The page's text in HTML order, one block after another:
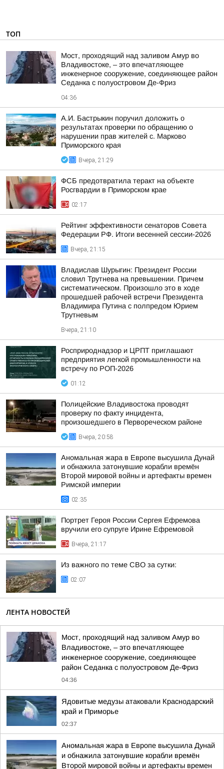
ТОП
Мост, проходящий над заливом Амур во
Владивостоке, – это впечатляющее
инженерное сооружение, соединяющее район
Седанка с полуостровом Де-Фриз
04:36
А.И. Бастрыкин поручил доложить о
результатах проверки по обращению о
нарушении прав жителей с. Марково
Приморского края
Вчера, 21:29
ФСБ предотвратила теракт на объекте
Росгвардии в Приморском крае
02:17
Рейтинг эффективности сенаторов Совета
Федерации РФ. Итоги весенней сессии-2026
Вчера, 21:15
Владислав Шурыгин: Президент России
словил Трутнева на превышении. Причем
систематическом. Произошло это в ходе
прошедшей рабочей встречи Президента
Владимира Путина с полпредом Юрием
Трутневым
Вчера, 21:10
Росприроднадзор и ЦРПТ приглашают
предприятия легкой промышленности на
встречу по РОП-2026
01:12
Полицейские Владивостока проводят
проверку по факту инцидента,
произошедшего в Первореческом районе
Вчера, 20:58
Аномальная жара в Европе высушила Дунай
и обнажила затонувшие корабли времён
Второй мировой войны и артефакты времен
Римской империи
02:35
Портрет Героя России Сергея Ефремова
вручили его супруге Ирине Ефремовой
Вчера, 21:17
Из важного по теме СВО за сутки:
02:07
ЛЕНТА НОВОСТЕЙ
Мост, проходящий над заливом Амур во
Владивостоке, – это впечатляющее
инженерное сооружение, соединяющее
район Седанка с полуостровом Де-Фриз
04:36
Ядовитые медузы атаковали Краснодарский
край и Приморье
02:37
Аномальная жара в Европе высушила Дунай
и обнажила затонувшие корабли времён
Второй мировой войны и артефакты времен